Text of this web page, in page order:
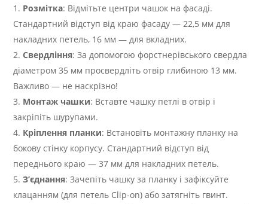
Розмітка: Відмітьте центри чашок на фасаді.
Стандартний відступ від краю фасаду — 22,5 мм для
накладних петель, 16 мм — для вкладних.
Свердління: За допомогою форстнерівського свердла
діаметром 35 мм просвердліть отвір глибиною 13 мм.
Важливо — не наскрізно!
Монтаж чашки: Вставте чашку петлі в отвір і
закріпіть шурупами.
Кріплення планки: Встановіть монтажну планку на
бокову стінку корпусу. Стандартний відступ від
переднього краю — 37 мм для накладних петель.
З’єднання: Зачепіть чашку за планку і зафіксуйте
клацанням (для петель Clip-on) або затягніть гвинт.